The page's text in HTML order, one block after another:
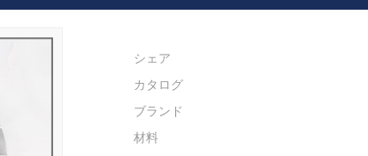
シェア
カタログ
ブランド
材料